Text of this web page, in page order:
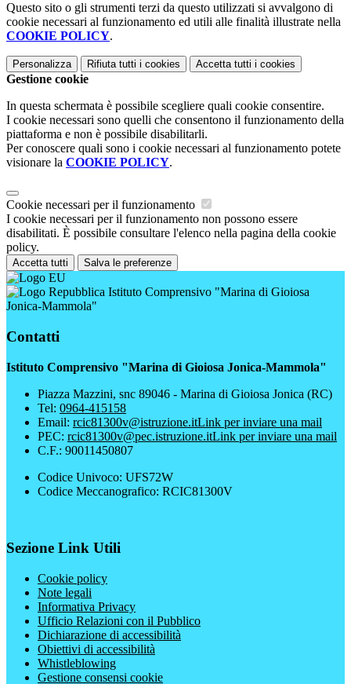
Questo sito o gli strumenti terzi da questo utilizzati si avvalgono di
cookie necessari al funzionamento ed utili alle finalità illustrate nella
COOKIE POLICY.
Personalizza Rifiuta tutti i cookies Accetta tutti i cookies
Gestione cookie
In questa schermata è possibile scegliere quali cookie consentire.
I cookie necessari sono quelli che consentono il funzionamento della
piattaforma e non è possibile disabilitarli.
Per conoscere quali sono i cookie necessari al funzionamento potete
visionare la COOKIE POLICY.
Cookie necessari per il funzionamento
I cookie necessari per il funzionamento non possono essere
disabilitati. È possibile consultare l'elenco nella pagina della cookie
policy.
Accetta tutti Salva le preferenze
Istituto Comprensivo "Marina di Gioiosa
Jonica-Mammola"
Contatti
Istituto Comprensivo "Marina di Gioiosa Jonica-Mammola"
Piazza Mazzini, snc 89046 - Marina di Gioiosa Jonica (RC)
Tel: 0964-415158
Email: rcic81300v@istruzione.itLink per inviare una mail
PEC: rcic81300v@pec.istruzione.itLink per inviare una mail
C.F.: 90011450807
Codice Univoco: UFS72W
Codice Meccanografico: RCIC81300V
Sezione Link Utili
Cookie policy
Note legali
Informativa Privacy
Ufficio Relazioni con il Pubblico
Dichiarazione di accessibilità
Obiettivi di accessibilità
Whistleblowing
Gestione consensi cookie